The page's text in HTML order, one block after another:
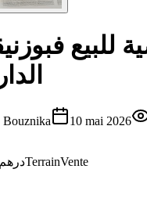
للبيع
Bouznika 10 mai 2026
TerrainVente